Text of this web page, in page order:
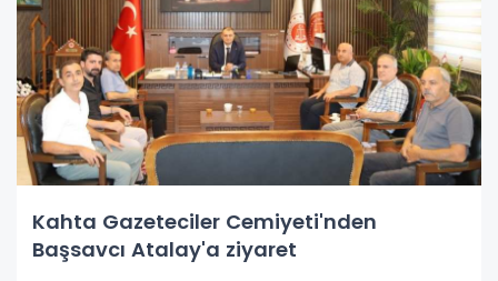
Kahta Gazeteciler Cemiyeti'nden
Başsavcı Atalay'a ziyaret